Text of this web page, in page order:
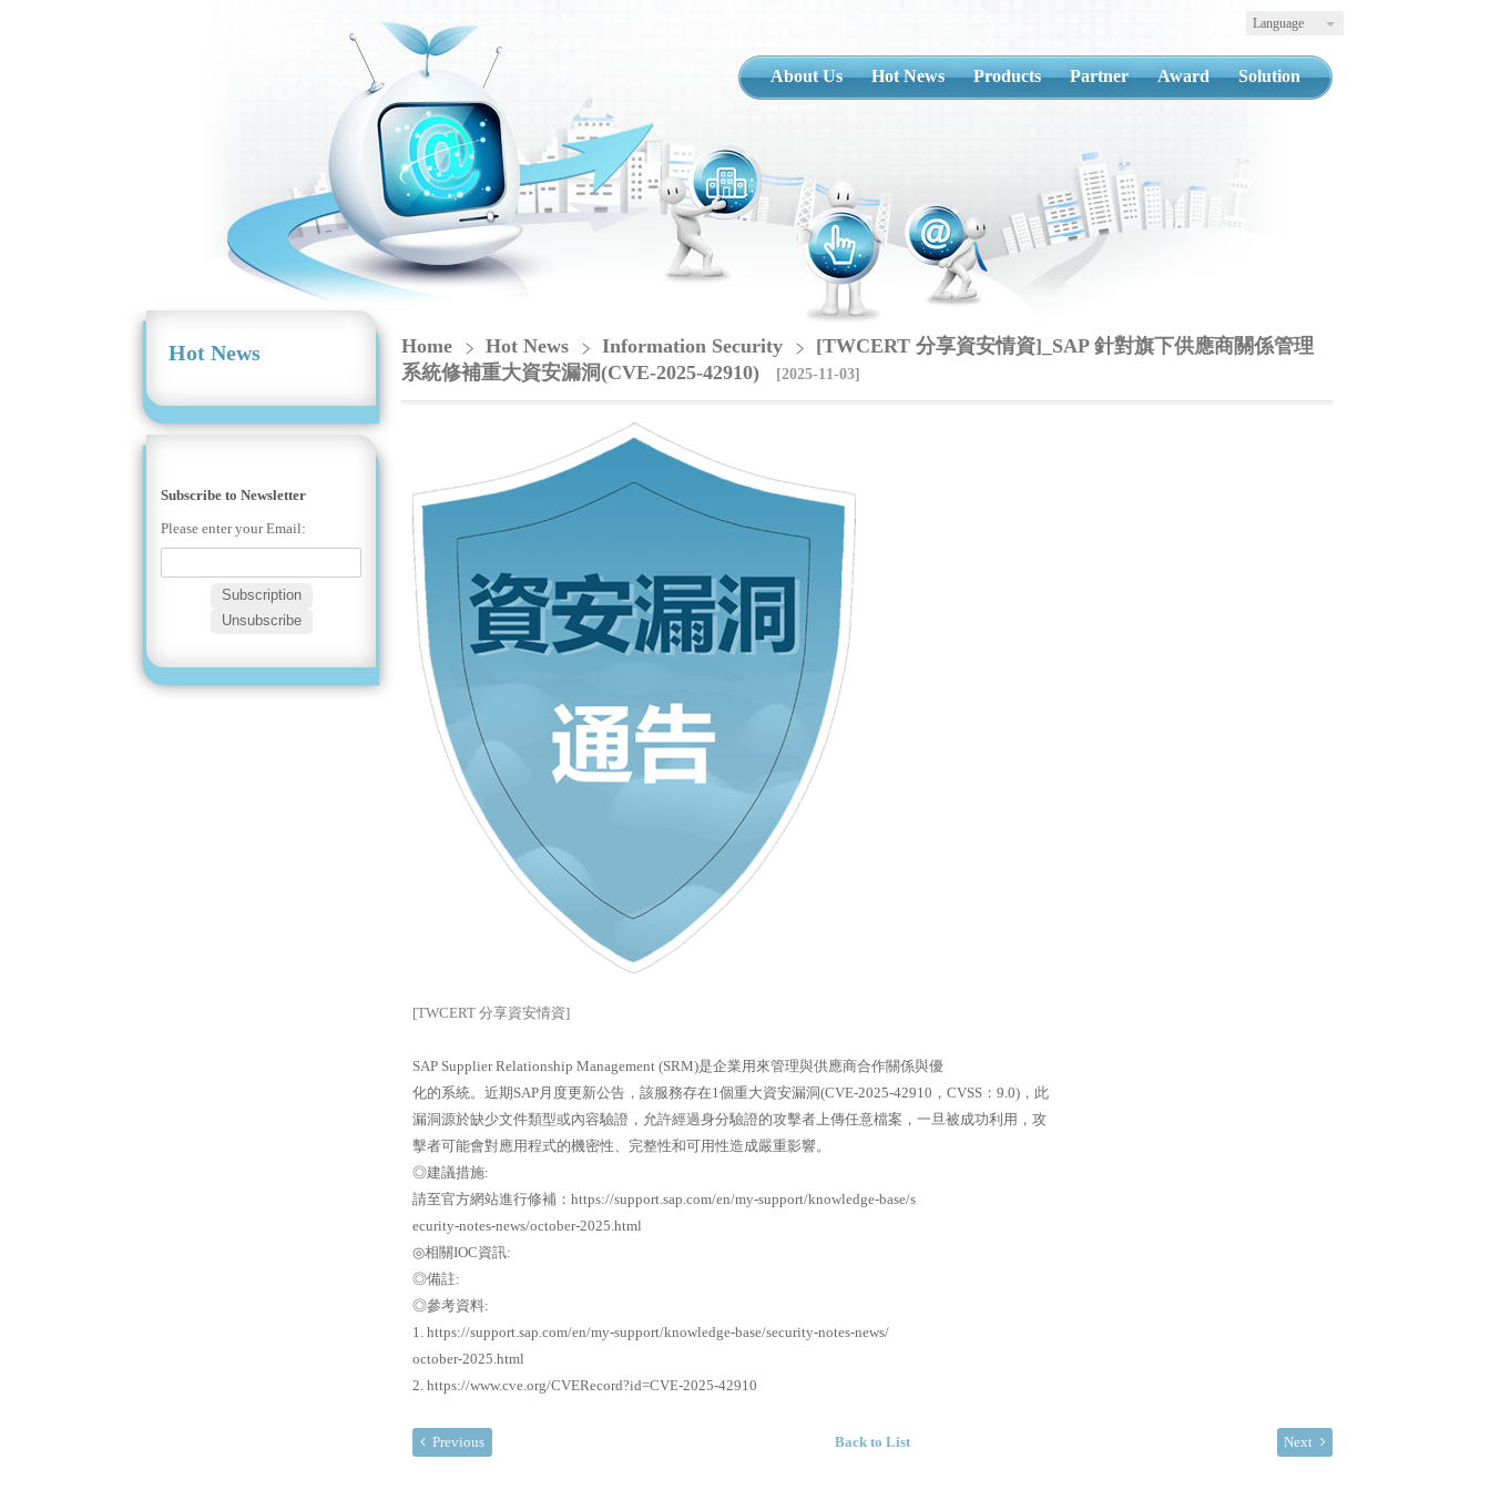
Language
About Us Hot News Products Partner Award Solution
Hot News
Subscribe to Newsletter
Please enter your Email:
Home Hot News Information Security
[TWCERT 分享資安情資]_SAP 針對旗下供應商關係管理
系統修補重大資安漏洞(CVE-2025-42910)
[2025-11-03]
[TWCERT 分享資安情資]
SAP Supplier Relationship Management (SRM)是企業用來管理與供應商合作關係與優
化的系統。近期SAP月度更新公告，該服務存在1個重大資安漏洞(CVE-2025-42910，CVSS：9.0)，此
漏洞源於缺少文件類型或內容驗證，允許經過身分驗證的攻擊者上傳任意檔案，一旦被成功利用，攻
擊者可能會對應用程式的機密性、完整性和可用性造成嚴重影響。
◎建議措施:
請至官方網站進行修補：https://support.sap.com/en/my-support/knowledge-base/s
ecurity-notes-news/october-2025.html
◎相關IOC資訊:
◎備註:
◎參考資料:
1. https://support.sap.com/en/my-support/knowledge-base/security-notes-news/
october-2025.html
2. https://www.cve.org/CVERecord?id=CVE-2025-42910
Previous Back to List Next